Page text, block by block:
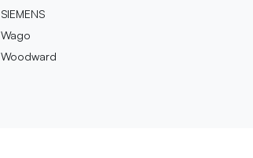
SIEMENS
Wago
Woodward